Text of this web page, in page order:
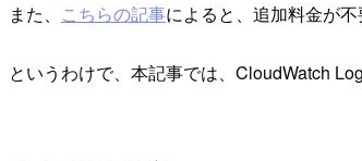
また、 こちらの記事によると、追加料金が不
というわけで、本記事では、CloudWatch